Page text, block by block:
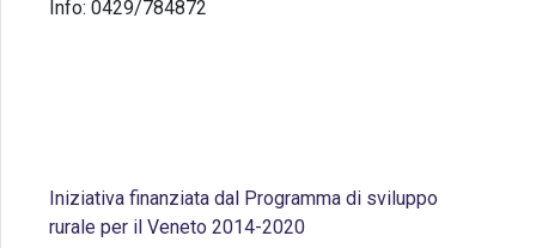
Info: 0429/784872
Iniziativa finanziata dal Programma di sviluppo
rurale per il Veneto 2014-2020